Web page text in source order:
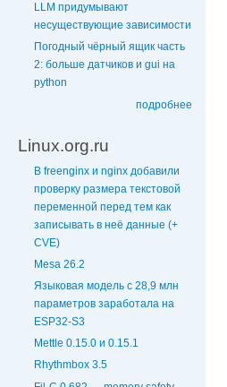
LLM придумывают
несуществующие зависимости
Погодный чёрный ящик часть
2: больше датчиков и gui на
python
подробнее
Linux.org.ru
В freenginx и nginx добавили
проверку размера текстовой
переменной перед тем как
записывать в неё данные (+
CVE)
Mesa 26.2
Языковая модель с 28,9 млн
параметров заработала на
ESP32-S3
Mettle 0.15.0 и 0.15.1
Rhythmbox 3.5